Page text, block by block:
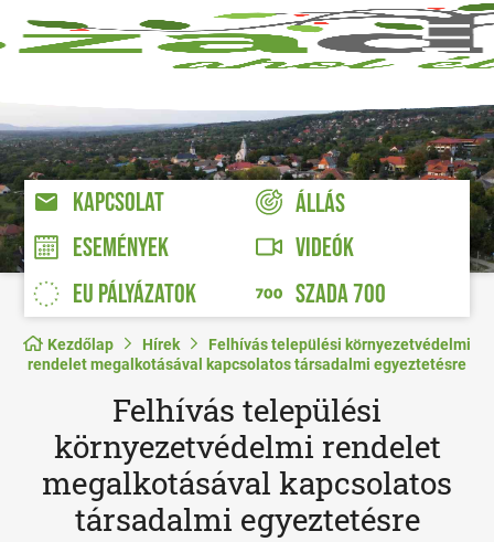
KAPCSOLAT
ÁLLÁS
ESEMÉNYEK
VIDEÓK
EU PÁLYÁZATOK
SZADA 700
Kezdőlap Hírek
Felhívás települési környezetvédelmi
rendelet megalkotásával kapcsolatos társadalmi egyeztetésre
Felhívás települési
környezetvédelmi rendelet
megalkotásával kapcsolatos
társadalmi egyeztetésre